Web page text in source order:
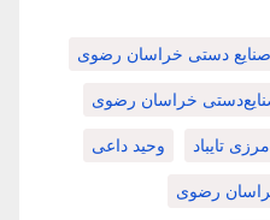
دستی خراسان رضوی
خراسان رضوی
تایباد وحید داعی
رضوی